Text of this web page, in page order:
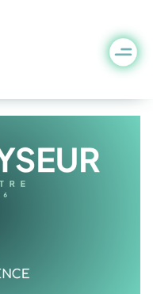
Juin 2026